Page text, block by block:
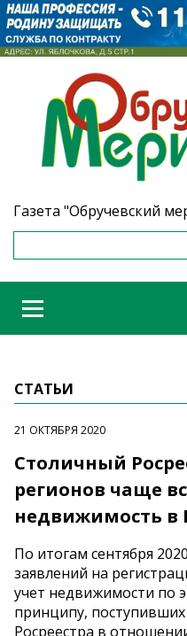
Газета "Обручевский
СТАТЬИ
21 ОКТЯБРЯ 2020
Столичный
регионов чаще
недвижимость в
По итогам сентября
заявлений на
учет недвижимости по
принципу,
Росреестра в